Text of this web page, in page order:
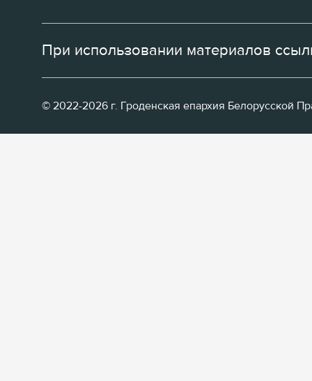
При использовании материалов
© 2022-2026 г. Гроденская епархия Белорусской